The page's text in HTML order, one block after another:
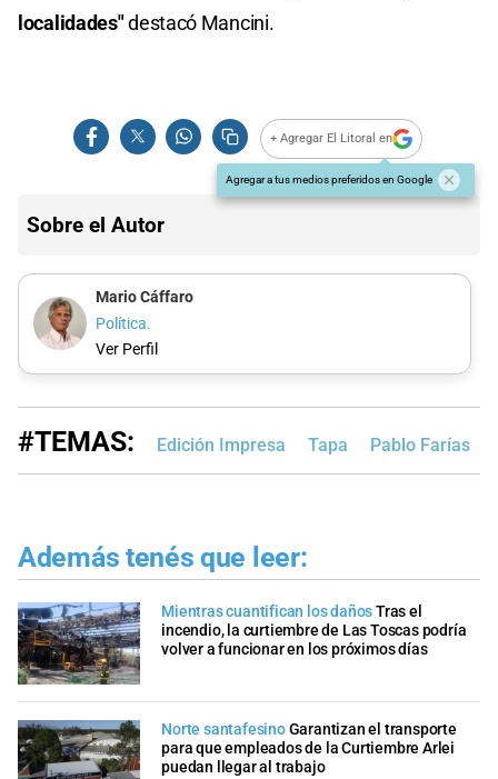
localidades"destacó Mancini.
+ Agregar El Litoral en
Agregar a tus medios preferidos en Google
Sobre el Autor
Mario Cáffaro
Política.
Ver Perfil
#TEMAS: Edición Impresa Tapa Pablo Farías
Además tenés que leer:
Mientras cuantifican los dañosTras el
incendio, la curtiembre de Las Toscas podría
volver a funcionar en los próximos días
Norte santafesinoGarantizan el transporte
para que empleados de la Curtiembre Arlei
puedan llegar al trabajo